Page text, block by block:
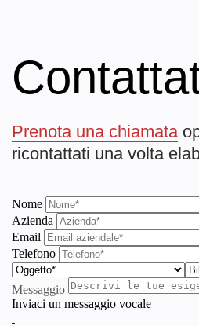
Prenota una chiamata
ricontattati una volta
Nome
Azienda
Email
Telefono
Messaggio
Inviaci un messaggio vocale